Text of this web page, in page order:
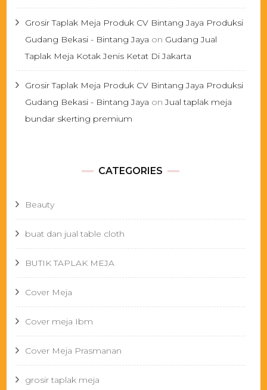
Grosir Taplak Meja Produk CV Bintang Jaya Produksi
Gudang Bekasi - Bintang Jaya on Gudang Jual
Taplak Meja Kotak Jenis Ketat Di Jakarta
Grosir Taplak Meja Produk CV Bintang Jaya Produksi
Gudang Bekasi - Bintang Jaya onJual taplak meja
bundar skerting premium
CATEGORIES
Beauty
buat dan jual table cloth
BUTIK TAPLAK MEJA
Cover Meja
Cover meja Ibm
Cover Meja Prasmanan
grosir taplak meja